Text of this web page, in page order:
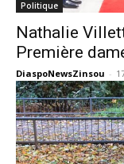
Politique
Nathalie
Première
DiaspoNewsZinsou -